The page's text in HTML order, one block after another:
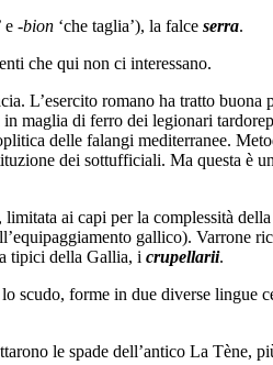
e -bion ‘che taglia’), la falce serra.
che qui non ci interessano.
L’esercito romano ha tratto buona
maglia di ferro dei legionari
delle falangi mediterranee.
dei sottufficiali. Ma questa è
ai capi per la complessità
gallico). Varrone
tipici della Gallia, i crupellarii.
scudo, forme in due diverse lingue
le spade dell’antico La Tène,